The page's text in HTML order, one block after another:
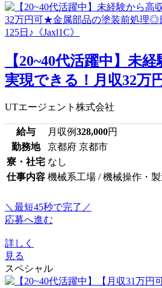
【20~40代活躍中】未
実現できる！月収32万
UTエージェント株式会社
給与 月収例328,000円
勤務地
京都府 京都市
寮・社宅 なし
仕事内容 機械系工場 / 機械操作・
＼最短45秒で完了／
応募へ進む
詳しく
見る
スペシャル